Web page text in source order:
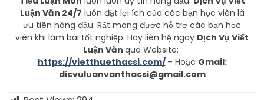
Luận Văn 24/7 luôn đặt lợi ích của các bạn học viên là
ưu tiên hàng đầu. Rất mong được hỗ trợ các bạn học
viên khi làm bài tốt nghiệp. Hãy liên hệ ngay Dịch Vụ Viết
Luận Văn qua Website:
https://vietthuethacsi.com/ – Hoặc Gmail:
dicvuluanvanthacsi@gmail.com